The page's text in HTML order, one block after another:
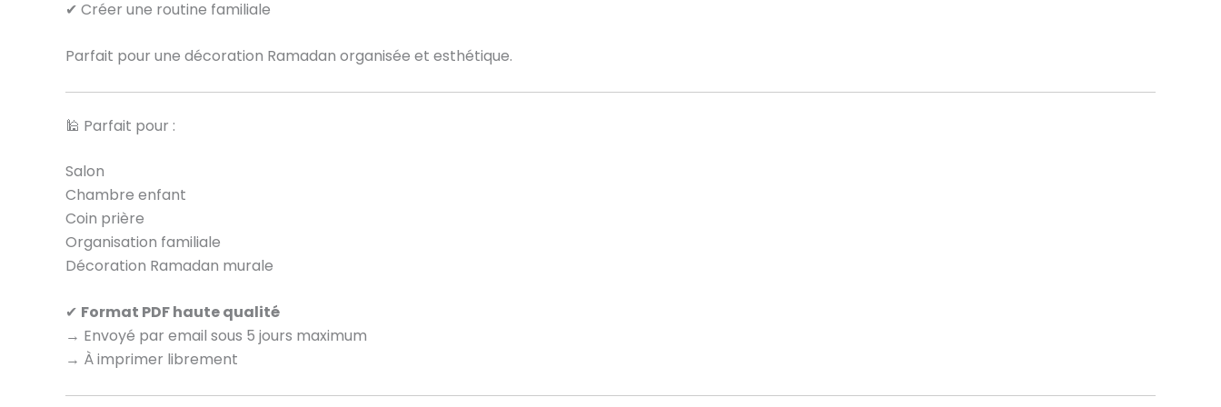
✔ Créer une routine familiale
Parfait pour une décoration Ramadan organisée et esthétique.
🕌 Parfait pour :
Salon
Chambre enfant
Coin prière
Organisation familiale
Décoration Ramadan murale
✔ Format PDF haute qualité
→ Envoyé par email sous 5 jours maximum
→ À imprimer librement